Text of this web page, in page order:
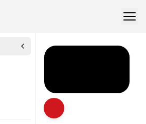
Abrir descrição